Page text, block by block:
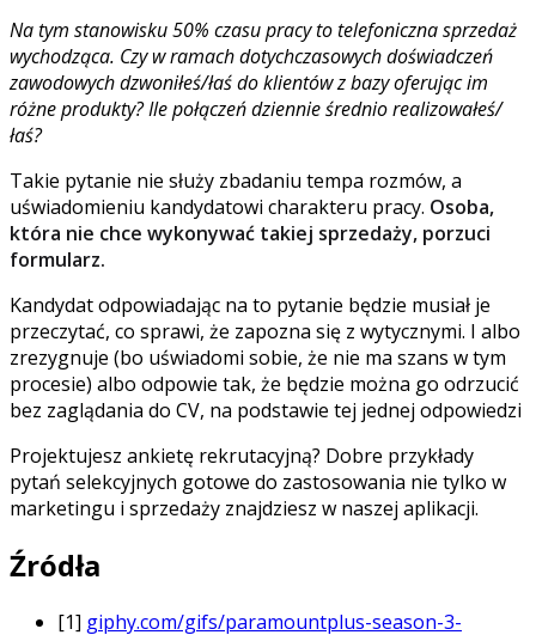
Na tym stanowisku 50% czasu pracy to telefoniczna sprzedaż
wychodząca. Czy w ramach dotychczasowych doświadczeń
zawodowych dzwoniłeś/łaś do klientów z bazy oferując im
różne produkty? Ile połączeń dziennie średnio realizowałeś/
łaś?
Takie pytanie nie służy zbadaniu tempa rozmów, a
uświadomieniu kandydatowi charakteru pracy. Osoba,
która nie chce wykonywać takiej sprzedaży, porzuci
formularz.
Kandydat odpowiadając na to pytanie będzie musiał je
przeczytać, co sprawi, że zapozna się z wytycznymi. I albo
zrezygnuje (bo uświadomi sobie, że nie ma szans w tym
procesie) albo odpowie tak, że będzie można go odrzucić
bez zaglądania do CV, na podstawie tej jednej odpowiedzi
Projektujesz ankietę rekrutacyjną? Dobre przykłady
pytań selekcyjnych gotowe do zastosowania nie tylko w
marketingu i sprzedaży znajdziesz w naszej aplikacji.
Źródła
[1] giphy.com/gifs/paramountplus-season-3-